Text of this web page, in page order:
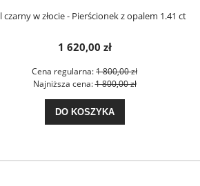
czarny w złocie - Pierścionek z opalem 1.41 ct
1 620,00 zł
Cena regularna:1 800,00 zł
Najniższa cena:1 800,00 zł
DO KOSZYKA